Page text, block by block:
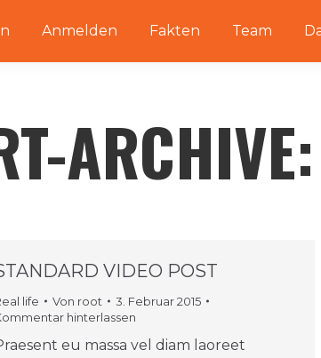
Anmelden Fakten Team
ARCHIVE:
VIDEO POST
life Von root
3. Februar 2015
hinterlassen
eu massa vel diam laoreet